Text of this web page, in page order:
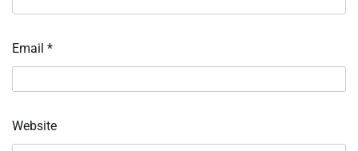
Email *
Website